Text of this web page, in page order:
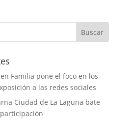
Familia pone el foco en los
a las redes sociales
Ciudad de La Laguna bate